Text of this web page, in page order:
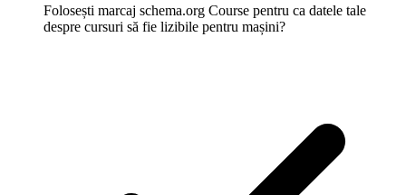
Folosești marcaj schema.org Course pentru ca datele tale
despre cursuri să fie lizibile pentru mașini?